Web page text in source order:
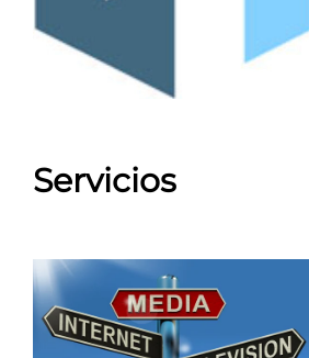
Servicios